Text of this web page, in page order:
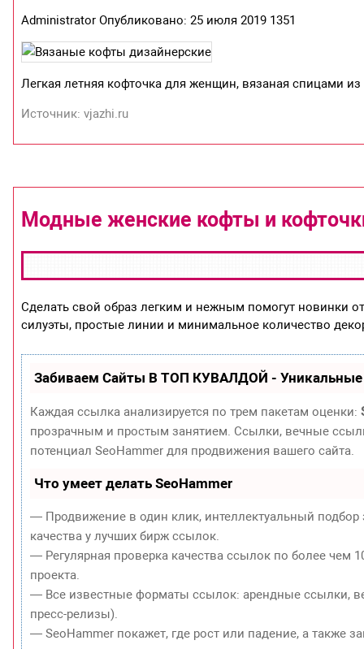
Administrator Опубликовано: 25 июля 2019 1351
Легкая летняя кофточка для женщин, вязаная спицами
Источник: vjazhi.ru
Модные женские кофты и
Сделать свой образ легким и нежным помогут новинки
силуэты, простые линии и минимальное количество
Забиваем Сайты В ТОП КУВАЛДОЙ - Уникальные
Каждая ссылка анализируется по трем пакетам оценки:
прозрачным и простым занятием. Ссылки, вечные
потенциал SeoHammer для продвижения вашего сайта.
Что умеет делать SeoHammer
— Продвижение в один клик, интеллектуальный
качества у лучших бирж ссылок.
— Регулярная проверка качества ссылок по более чем
проекта.
— Все известные форматы ссылок: арендные ссылки,
пресс-релизы).
— SeoHammer покажет, где рост или падение, а также